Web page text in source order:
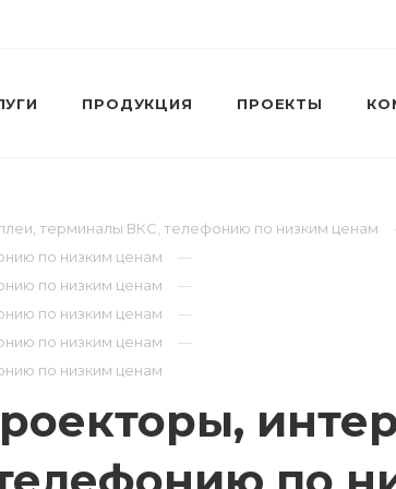
ПРОДУКЦИЯ ПРОЕКТЫ
терминалы ВКС, телефонию по низким ценам
по низким ценам
по низким ценам
по низким ценам
по низким ценам
по низким ценам